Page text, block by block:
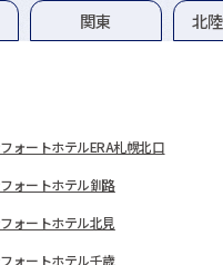
関東 北
ォートホテルERA札幌北口
ォートホテル釧路
ォートホテル北見
ォートホテル千歳